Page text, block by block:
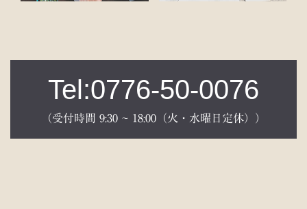
Tel:0776-50-0076
（受付時間 9:30 ~ 18:00（火・水曜日定休））